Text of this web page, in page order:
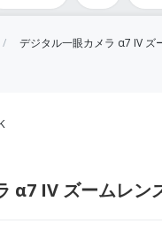
デジタル一眼カメラ α7 IV ズ
α7 IV ズームレン